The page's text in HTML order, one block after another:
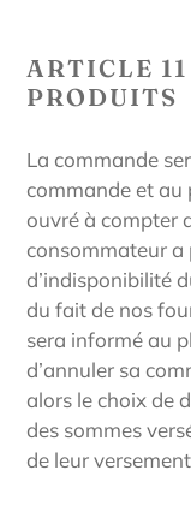
ARTICLE
PRODUITS
La commande
commande et au
ouvré à compter
consommateur a
d’indisponibilité
du fait de nos
sera informé au
d’annuler sa
alors le choix de
des sommes
de leur